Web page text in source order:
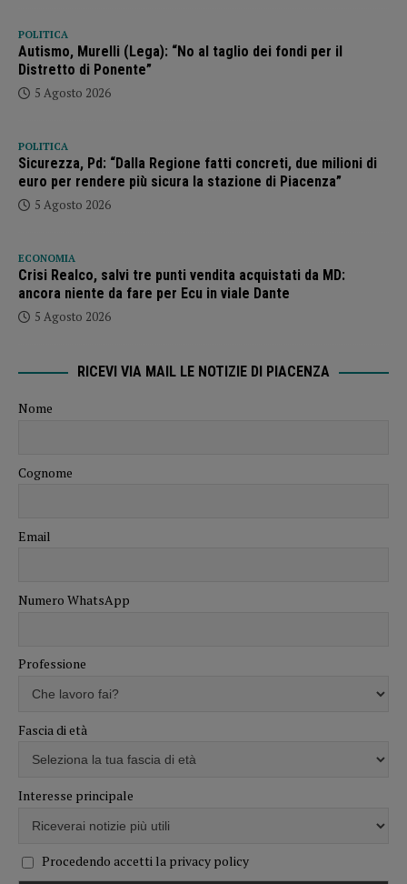
POLITICA
Autismo, Murelli (Lega): “No al taglio dei fondi per il
Distretto di Ponente”
5 Agosto 2026
POLITICA
Sicurezza, Pd: “Dalla Regione fatti concreti, due milioni di
euro per rendere più sicura la stazione di Piacenza”
5 Agosto 2026
ECONOMIA
Crisi Realco, salvi tre punti vendita acquistati da MD:
ancora niente da fare per Ecu in viale Dante
5 Agosto 2026
RICEVI VIA MAIL LE NOTIZIE DI PIACENZA
Nome
Cognome
Email
Numero WhatsApp
Professione
Fascia di età
Interesse principale
Procedendo accetti la privacy policy